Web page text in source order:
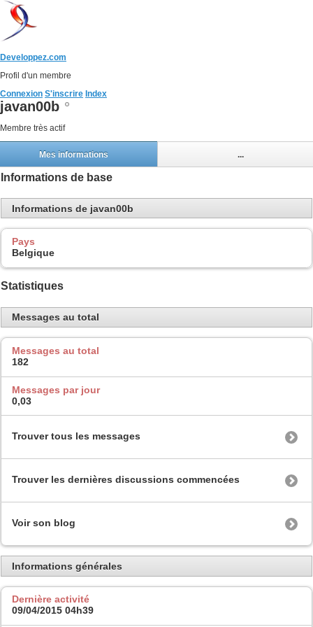
Developpez.com
Profil d'un membre
Connexion S'inscrire Index
javan00b
Membre très actif
Mes informations ...
Informations de base
Informations de javan00b
Pays
Belgique
Statistiques
Messages au total
Messages au total
182
Messages par jour
0,03
Trouver tous les messages
Trouver les dernières discussions commencées
Voir son blog
Informations générales
Dernière activité
09/04/2015 04h39